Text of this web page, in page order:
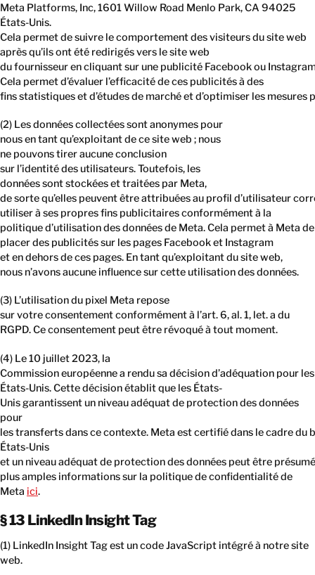
Meta Platforms, Inc, 1601 Willow Road Menlo Park, CA 94025
États-Unis.
Cela permet de suivre le comportement des visiteurs du site web
après qu’ils ont été redirigés vers le site web
du fournisseur en cliquant sur une publicité Facebook ou
Cela permet d’évaluer l’efficacité de ces publicités à des
fins statistiques et d’études de marché et d’optimiser les
(2) Les données collectées sont anonymes pour
nous en tant qu’exploitant de ce site web ; nous
ne pouvons tirer aucune conclusion
sur l’identité des utilisateurs. Toutefois, les
données sont stockées et traitées par Meta,
de sorte qu’elles peuvent être attribuées au profil d’utilisateur
utiliser à ses propres fins publicitaires conformément à la
politique d’utilisation des données de Meta. Cela permet à Meta de
placer des publicités sur les pages Facebook et Instagram
et en dehors de ces pages. En tant qu’exploitant du site web,
nous n’avons aucune influence sur cette utilisation des données.
(3) L’utilisation du pixel Meta repose
sur votre consentement conformément à l’art. 6, al. 1, let. a du
RGPD. Ce consentement peut être révoqué à tout moment.
(4) Le 10 juillet 2023, la
Commission européenne a rendu sa décision d’adéquation pour les
États-Unis. Cette décision établit que les États-
Unis garantissent un niveau adéquat de protection des données
pour
les transferts dans ce contexte. Meta est certifié dans le cadre du
États-Unis
et un niveau adéquat de protection des données peut être
plus amples informations sur la politique de confidentialité de
Meta ici.
§ 13 LinkedIn Insight Tag
(1) LinkedIn Insight Tag est un code JavaScript intégré à notre site
web.